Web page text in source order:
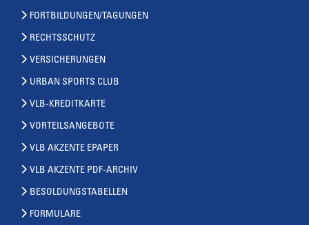
FORTBILDUNGEN/TAGUNGEN
RECHTSSCHUTZ
VERSICHERUNGEN
URBAN SPORTS CLUB
VLB-KREDITKARTE
VORTEILSANGEBOTE
VLB AKZENTE EPAPER
VLB AKZENTE PDF-ARCHIV
BESOLDUNGSTABELLEN
FORMULARE